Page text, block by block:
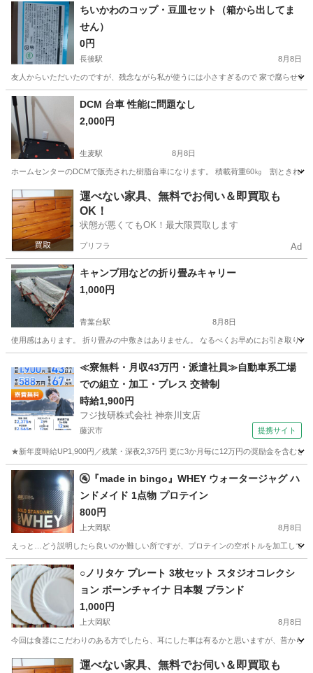
神奈川 相模原市 淵野辺駅 掃除用具
ちいかわのコップ・豆皿セット（箱から出してま
せん）
0円
長後駅 8月8日
友人からいただいたのですが、残念ながら私が使うには小さすぎるので 家で腐らせ
神奈川 藤沢市 長後駅 生活雑貨
DCM 台車 性能に問題なし
2,000円
生麦駅 8月8日
ホームセンターのDCMで販売された樹脂台車になります。 積載荷重60㎏ 割ときれ
神奈川 横浜市 生麦駅 その他
運べない家具、無料でお伺い＆即買取も
OK！
状態が悪くてもOK！最大限買取します
プリフラ Ad
キャンプ用などの折り畳みキャリー
1,000円
青葉台駅 8月8日
使用感はあります。 折り畳みの中敷きはありません。 なるべくお早めにお引き取り頂
青葉台駅 家庭用品
≪寮無料・月収43万円・派遣社員≫自動車系工場
での組立・加工・プレス 交替制
時給1,900円
フジ技研株式会社 神奈川支店
藤沢市 提携サイト
★新年度時給UP1,900円／残業・深夜2,375円 更に3か月毎に12万円の奨励金を含む
神奈川 藤沢市 その他
🚰『made in bingo』WHEY ウォータージャグ ハ
ンドメイド 1点物 プロテイン
800円
上大岡駅 8月8日
えっと…どう説明したら良いのか難しい所ですが、プロテインの空ボトルを加工して
神奈川 横浜市 上大岡駅 その他 プロテイン
○ノリタケ プレート 3枚セット スタジオコレクシ
ョン ボーンチャイナ 日本製 ブランド
1,000円
上大岡駅 8月8日
今回は食器にこだわりのある方でしたら、耳にした事は有るかと思いますが、昔から
神奈川 横浜市 上大岡駅 食器 ノリタケ
運べない家具、無料でお伺い＆即買取も